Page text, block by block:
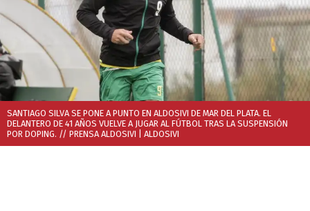
SANTIAGO SILVA SE PONE A PUNTO EN ALDOSIVI DE MAR DEL PLATA. EL
DELANTERO DE 41 AÑOS VUELVE A JUGAR AL FÚTBOL TRAS LA SUSPENSIÓN
POR DOPING. // PRENSA ALDOSIVI | ALDOSIVI